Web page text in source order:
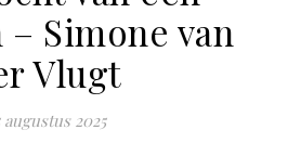
Simone van
Vlugt
augustus 2025